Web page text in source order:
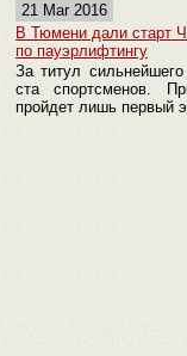
21 Mar 2016
В Тюмени дали старт
по пауэрлифтингу
За титул
ста спортсменов.
пройдет лишь первый